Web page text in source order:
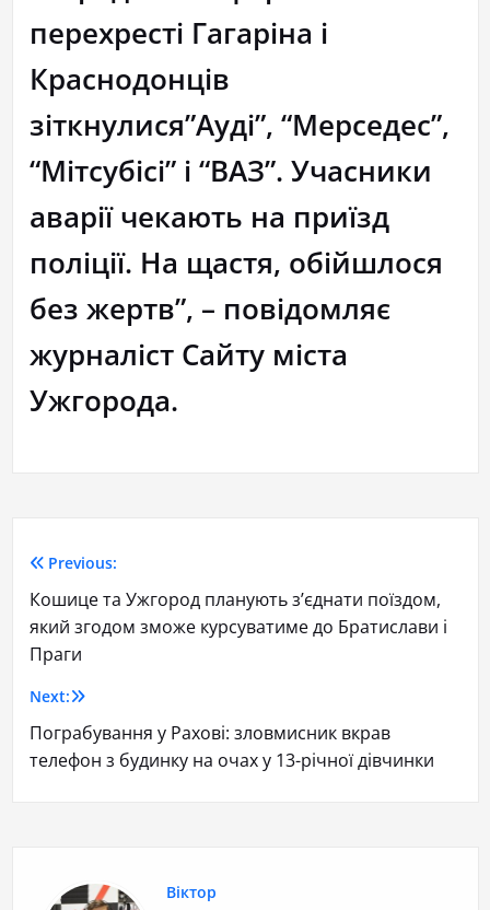
перехресті Гагаріна і
Краснодонців
зіткнулися”Ауді”, “Мерседес”,
“Мітсубісі” і “ВАЗ”. Учасники
аварії чекають на приїзд
поліції. На щастя, обійшлося
без жертв”, – повідомляє
журналіст Сайту міста
Ужгорода.
Previous:
Кошице та Ужгород планують з’єднати поїздом,
який згодом зможе курсуватиме до Братислави і
Праги
Next:
Пограбування у Рахові: зловмисник вкрав
телефон з будинку на очах у 13-річної дівчинки
Віктор